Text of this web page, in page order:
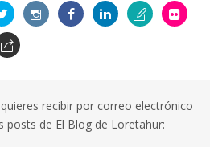
recibir por correo electrónico
posts de El Blog de Loretahur: